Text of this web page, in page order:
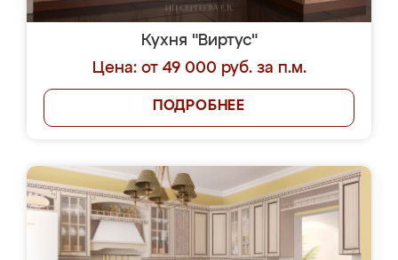
Кухня "Виртус"
Цена: от 49 000 руб. за п.м.
ПОДРОБНЕЕ